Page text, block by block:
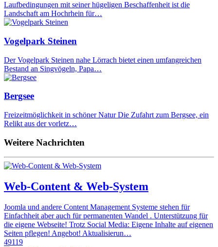
Laufbedingungen mit seiner hügeligen Beschaffenheit ist die
Landschaft am Hochrhein für…
Vogelpark Steinen
Der Vogelpark Steinen nahe Lörrach bietet einen umfangreichen
Bestand an Singvögeln, Papa…
Bergsee
Freizeitmöglichkeit in schöner Natur Die Zufahrt zum Bergsee, ein
Relikt aus der vorletz…
Weitere Nachrichten
Web-Content & Web-System
Joomla und andere Content Management Systeme stehen für
Einfachheit aber auch für permanenten Wandel . Unterstützung für
die eigene Webseite! Trotz Social Media: Eigene Inhalte auf eigenen
Seiten pflegen! Angebot! Aktualisierun…
49119